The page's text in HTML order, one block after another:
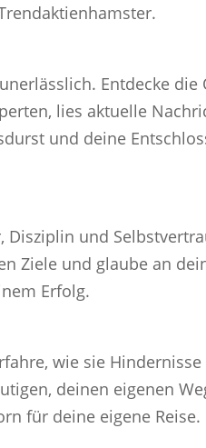
Entdecke die
lies aktuelle
und deine
und
Ziele und glaube an
Erfolg.
wie sie
deinen eigenen
für deine eigene Reise.